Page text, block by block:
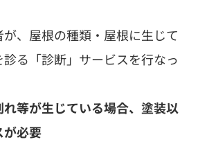
、屋根の種類・屋根に生じて
る「診断」サービスを行なっ
等が生じている場合、塗装以
が必要